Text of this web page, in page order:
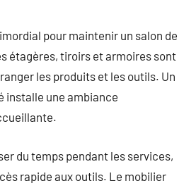
pour maintenir un salon de
étagères, tiroirs et armoires sont
les produits et les outils. Un
installe une ambiance
du temps pendant les services,
rapide aux outils. Le mobilier